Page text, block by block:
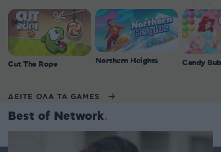
Cut The Rope Northern Heights Candy
ΔΕΙΤΕ ΟΛΑ ΤΑ GAMES
Best of Network